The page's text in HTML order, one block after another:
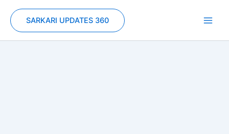
content
SARKARI UPDATES 360